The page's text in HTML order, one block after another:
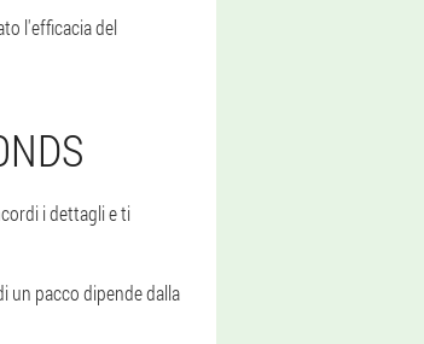
l'efficacia del
i dettagli e ti
un pacco dipende dalla